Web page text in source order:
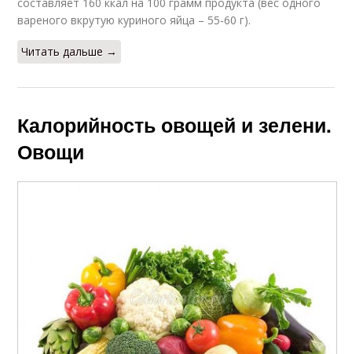
вареного вкрутую куриного яйца – 55-60 г).
Читать дальше →
Калорийность овощей и зелени.
Овощи